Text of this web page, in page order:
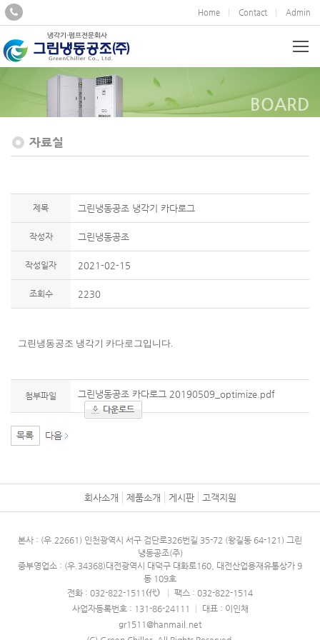
Home Contact Admin
BOARD
자료실
제목 그린냉동공조 냉각기 카다로그
작성자 그린냉동공조
작성일자 2021-02-15
조회수 2230
그린냉동공조 냉각기 카다로그입니다.
첨부파일 그린냉동공조 카다로그 20190509_optimize.pdf
회사소개 제품소개 게시판 고객지원
본사 : (우.22661) 인천광역시 서구 검단로326번길 35-72 (왕길동 64-121) 그린
냉동공조(주)
중부영업소 : (우.34368)대전광역시 대덕구 대화로160, 대전산업용재유통상가 9
동 109호
전화 : 032- 822-1511 (代)
팩스 : 032-822-1514
사업자등록번호 : 131-86-24111
대표 : 이인채
gr1511@hanmail.net